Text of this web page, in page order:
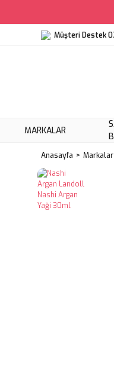
Müşteri Destek
MARKALAR
Anasayfa Markalar